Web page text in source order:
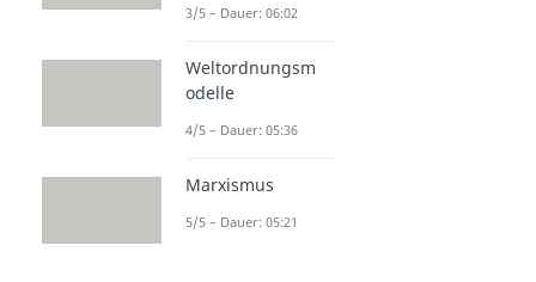
3/5 – Dauer: 06:02
Weltordnungsm
odelle
4/5 – Dauer: 05:36
Marxismus
5/5 – Dauer: 05:21